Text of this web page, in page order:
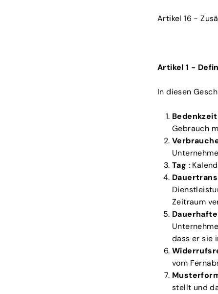
Artikel 16 -
Artikel 1 -
In diesen
Bedenkzeit
Gebrauch
Tag :
Zeitraum
dass er sie
vom
stellt und